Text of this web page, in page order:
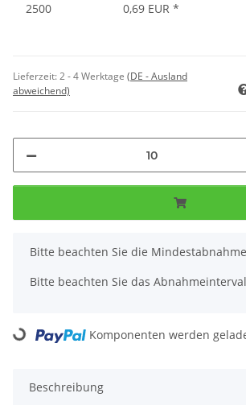
2500
0,69 EUR *
Lieferzeit:2 - 4 Werktage (DE - Ausland
abweichend)
x
Bitte beachten Sie die
Bitte beachten Sie das
Loading... Komponenten werden
Beschreibung